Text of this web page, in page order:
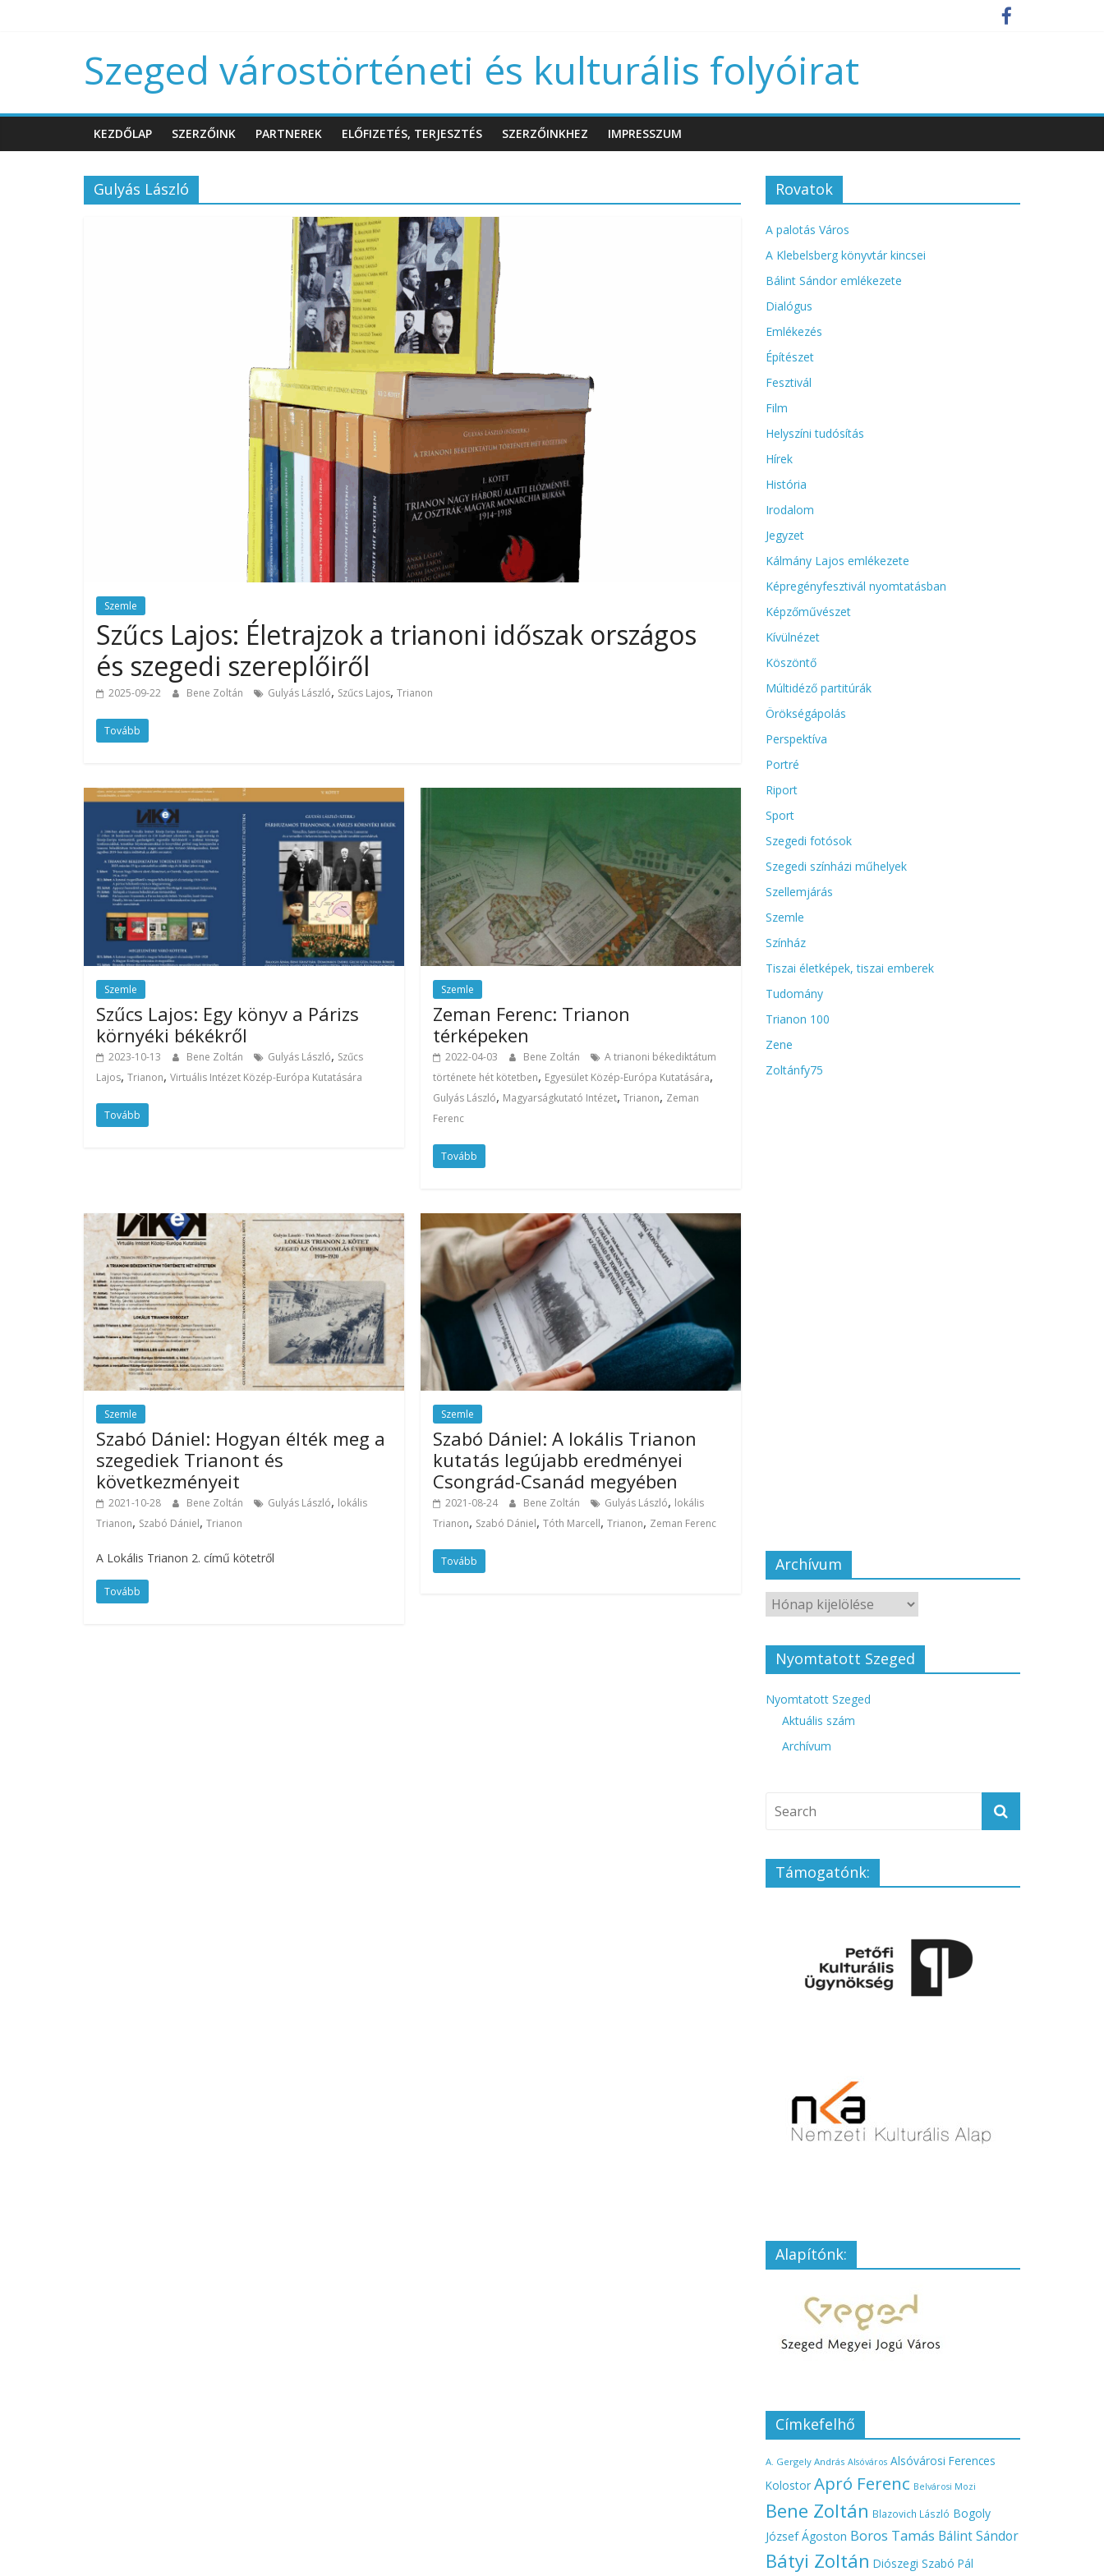
Szeged várostörténeti és kulturális folyóirat
KEZDŐLAP SZERZŐINK PARTNEREK ELŐFIZETÉS, TERJESZTÉS SZERZŐINKHEZ IMPRESSZUM
Gulyás László
Szemle
Szűcs Lajos: Életrajzok a trianoni időszak országos
és szegedi szereplőiről
2025-09-22 Bene Zoltán Gulyás László, Szűcs Lajos, Trianon
Tovább
Szemle
Szűcs Lajos: Egy könyv a Párizs
környéki békékről
2023-10-13 Bene Zoltán Gulyás László, Szűcs
Lajos, Trianon, Virtuális Intézet Közép-Európa Kutatására
Tovább
Szemle
Zeman Ferenc: Trianon
térképeken
2022-04-03 Bene Zoltán
A trianoni békediktátum
története hét kötetben, Egyesület Közép-Európa Kutatására,
Gulyás László, Magyarságkutató Intézet,Trianon, Zeman
Ferenc
Tovább
Szemle
Szabó Dániel: Hogyan élték meg a
szegediek Trianont és
következményeit
2021-10-28 Bene Zoltán Gulyás László, lokális
Trianon, Szabó Dániel, Trianon
A Lokális Trianon 2. című kötetről
Tovább
Szemle
Szabó Dániel: A lokális Trianon
kutatás legújabb eredményei
Csongrád-Csanád megyében
2021-08-24 Bene Zoltán Gulyás László, lokális
Trianon, Szabó Dániel,Tóth Marcell,Trianon, Zeman Ferenc
Tovább
Rovatok
A palotás Város
A Klebelsberg könyvtár kincsei
Bálint Sándor emlékezete
Dialógus
Emlékezés
Építészet
Fesztivál
Film
Helyszíni tudósítás
Hírek
História
Irodalom
Jegyzet
Kálmány Lajos emlékezete
Képregényfesztivál nyomtatásban
Képzőművészet
Kívülnézet
Köszöntő
Múltidéző partitúrák
Örökségápolás
Perspektíva
Portré
Riport
Sport
Szegedi fotósok
Szegedi színházi műhelyek
Szellemjárás
Szemle
Színház
Tiszai életképek, tiszai emberek
Tudomány
Trianon 100
Zene
Zoltánfy75
Archívum
Nyomtatott Szeged
Nyomtatott Szeged
Aktuális szám
Archívum
Támogatónk:
Alapítónk:
Címkefelhő
A. Gergely András Alsóváros Alsóvárosi Ferences
Kolostor Apró Ferenc Belvárosi Mozi
Bene Zoltán Blazovich László Bogoly
József Ágoston Boros Tamás Bálint Sándor
Bátyi Zoltán Diószegi Szabó Pál